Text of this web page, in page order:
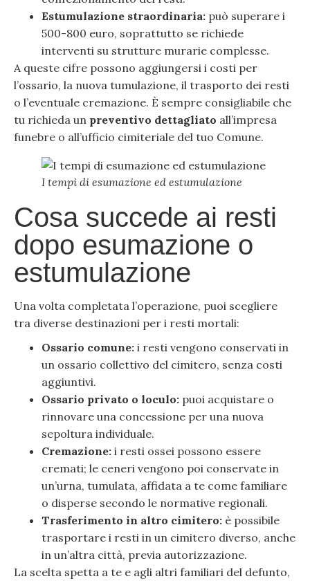
Estumulazione straordinaria: può superare i
500-800 euro, soprattutto se richiede
interventi su strutture murarie complesse.
A queste cifre possono aggiungersi i costi per
l’ossario, la nuova tumulazione, il trasporto dei resti
o l’eventuale cremazione. È sempre consigliabile che
tu richieda un preventivo dettagliato all’impresa
funebre o all’ufficio cimiteriale del tuo Comune.
I tempi di esumazione ed estumulazione
Cosa succede ai resti
dopo esumazione o
estumulazione
Una volta completata l’operazione, puoi scegliere
tra diverse destinazioni per i resti mortali:
Ossario comune: i resti vengono conservati in
un ossario collettivo del cimitero, senza costi
aggiuntivi.
Ossario privato o loculo: puoi acquistare o
rinnovare una concessione per una nuova
sepoltura individuale.
Cremazione: i resti ossei possono essere
cremati; le ceneri vengono poi conservate in
un’urna, tumulata, affidata a te come familiare
o disperse secondo le normative regionali.
Trasferimento in altro cimitero: è possibile
trasportare i resti in un cimitero diverso, anche
in un’altra città, previa autorizzazione.
La scelta spetta a te e agli altri familiari del defunto,